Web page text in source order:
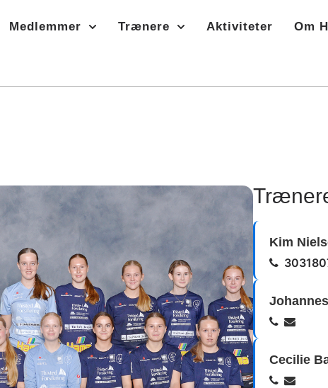
Medlemmer Trænere Aktiviteter Om
Kim
Cecilie